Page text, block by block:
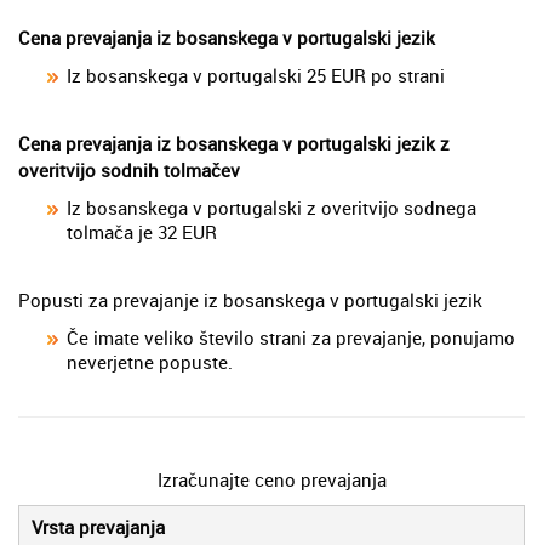
Cena prevajanja iz bosanskega v portugalski jezik
Iz bosanskega v portugalski 25 EUR po strani
Cena prevajanja iz bosanskega v portugalski jezik z
overitvijo sodnih tolmačev
Iz bosanskega v portugalski z overitvijo sodnega
tolmača je 32 EUR
Popusti za prevajanje iz bosanskega v portugalski jezik
Če imate veliko število strani za prevajanje, ponujamo
neverjetne popuste.
Izračunajte ceno prevajanja
Vrsta prevajanja